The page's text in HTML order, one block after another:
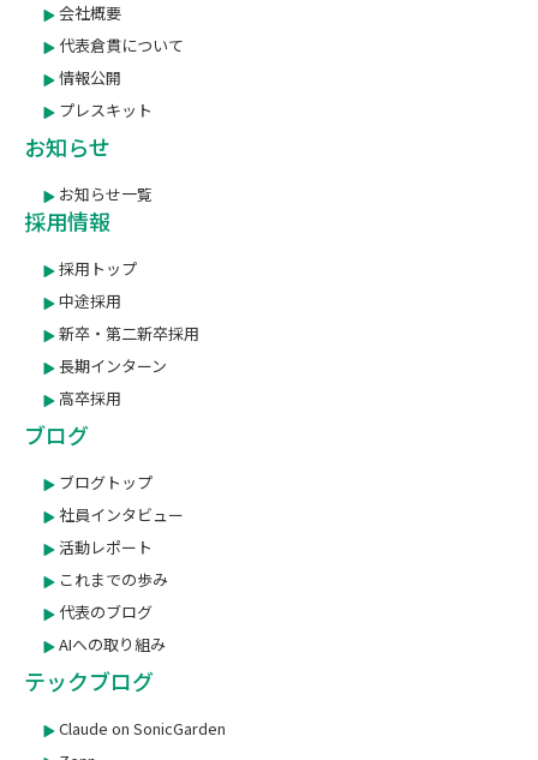
会社概要
代表倉貫について
情報公開
プレスキット
お知らせ
お知らせ一覧
採用情報
採用トップ
中途採用
新卒・第二新卒採用
長期インターン
高卒採用
ブログ
ブログトップ
社員インタビュー
活動レポート
これまでの歩み
代表のブログ
AIへの取り組み
テックブログ
Claude on SonicGarden